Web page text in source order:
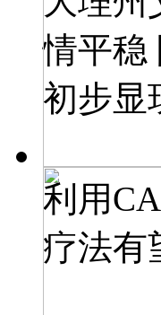
情平稳
初步显
利用
疗法有